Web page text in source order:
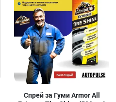
Quick View
Спрей за Гуми Armor All